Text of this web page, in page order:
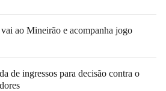
ao Mineirão e acompanha jogo
de ingressos para decisão contra o